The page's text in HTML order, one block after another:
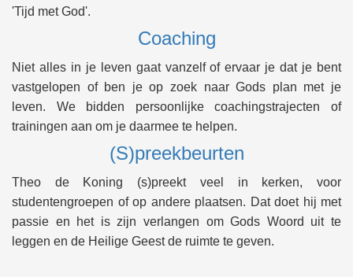
'Tijd met God'.
Coaching
Niet alles in je leven gaat vanzelf of ervaar je dat je bent
vastgelopen of ben je op zoek naar Gods plan met je
leven. We bidden persoonlijke coachingstrajecten of
trainingen aan om je daarmee te helpen.
(S)preekbeurten
Theo de Koning (s)preekt veel in kerken, voor
studentengroepen of op andere plaatsen. Dat doet hij met
passie en het is zijn verlangen om Gods Woord uit te
leggen en de Heilige Geest de ruimte te geven.